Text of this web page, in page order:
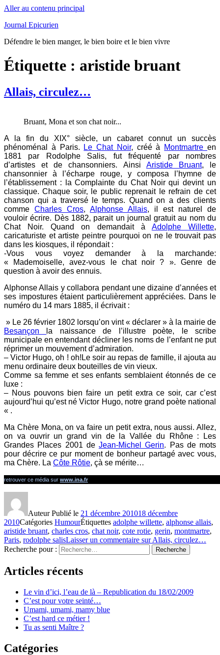
Aller au contenu principal
Journal Epicurien
Défendre le bien manger, le bien boire et le bien vivre
Étiquette : aristide bruant
Allais, circulez…
Bruant, Mona et son chat noir...
A la fin du XIX° siècle, un cabaret connut un succès
phénoménal à Paris.
Le Chat Noir, créé à Montmartreen
1881 par Rodolphe Salis, fut fréquenté par nombres
d’artistes et de chansonniers. Ainsi Aristide Bruant, le
chansonnier à l’écharpe rouge, y composa l’hymne de
l’établissement : la Complainte du Chat Noir qui devint un
classique. Chaque soir, le public reprenait le refrain de cet
chanson qui a traversé le temps. Quand on a des clients
comme Charles Cros, Alphonse Allais, il est naturel de
vouloir écrire. Dès 1882, parait un journal gratuit au nom du
Chat Noir. Quand on demandait à Adolphe Willette,
caricaturiste et artiste peintre pourquoi on ne le trouvait pas
dans les kiosques, il répondait :
-Vous vous voyez demander à la marchande:
« Mademoiselle, avez-vous le chat noir ? ». Genre de
question à avoir des ennuis.
Alphonse Allais y collabora pendant une dizaine d’années et
ses impostures étaient particulièrement appréciées. Dans le
numéro du 14 mars 1885, il écrivait :
» Le 26 février 1802 lorsqu’on vint « déclarer » à la mairie de
Besançon
la naissance de l’illustre poète, le scribe
municipale en entendant décliner les noms de l’enfant ne put
réprimer un mouvement d’admiration.
– Victor Hugo, oh ! oh!Le soir au repas de famille, il ajouta au
menu ordinaire deux bouteilles de vin vieux.
Comme sa femme et ses enfants semblaient étonnés de ce
luxe :
– Nous pouvons bien faire un petit extra ce soir, car c’est
aujourd’hui qu’est né Victor Hugo, notre grand poète national
« .
Ma Chère Mona, on va faire un petit extra, nous aussi. Allez,
on va ouvrir un grand vin de la Vallée du Rhône : Les
Grandes Places 2001 de Jean-Michel Gerin. Pas de mots
pour décrire ce pur moment de bonheur partagé avec vous,
ma Chère. La Côte Rôtie, çà se mérite…
retrouver ce média sur www.ina.fr
AuteurPublié le 21 décembre 201018 décembre
2010Catégories HumourÉtiquettes adolphe willette, alphonse allais,
aristide bruant, charles cros, chat noir, cote rotie, gerin, montmartre,
Paris, rodolphe salisLaisser un commentaire sur Allais, circulez…
Recherche pour :
Recherche
Articles récents
Le vin d’ici, l’eau de là – Republication du 18/02/2009
C’est pour votre seinté…
Umami, umami, mamy blue
C’est hard ce métier !
Tu as senti Maître ?
Catégories